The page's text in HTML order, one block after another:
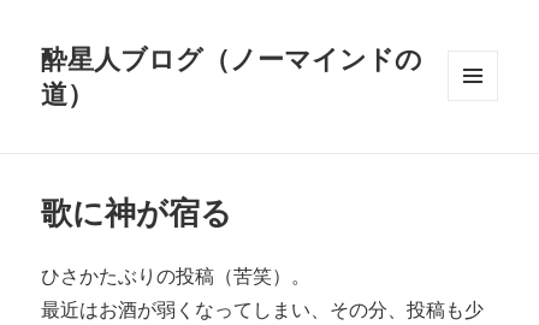
酔星人ブログ（ノーマインドの
道）
歌に神が宿る
ひさかたぶりの投稿（苦笑）。
最近はお酒が弱くなってしまい、その分、投稿も少